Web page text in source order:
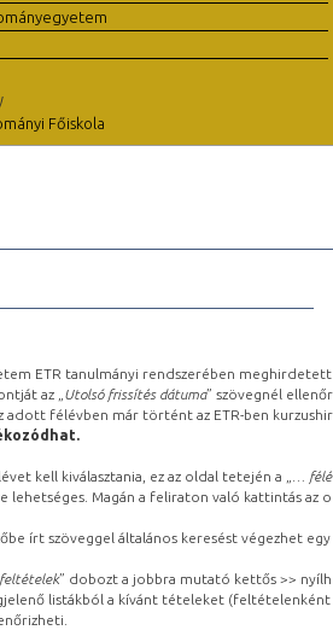
Főiskola
ETR tanulmányi rendszerében
az „ Utolsó frissítés dátuma” szövegnél
adott félévben már történt az ETR-ben
kell kiválasztania, ez az oldal tetején a „
…
lehetséges. Magán a feliraton való kattintás az
írt szöveggel általános keresést végezhet
feltételek” dobozt a jobbra mutató kettős >>
listákból a kívánt tételeket (feltételenként